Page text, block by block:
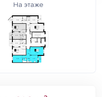
На этаже